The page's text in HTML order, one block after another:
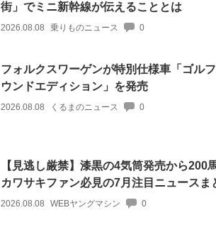
街」でミニ新幹線が伝えることとは
2026.08.08 乗りものニュース 0
フォルクスワーゲンが特別仕様車「ゴル
ウンドエディション」を発売
2026.08.08 くるまのニュース 0
【見逃し厳禁】漆黒の4気筒発売から200
カワサキファン必見の7月注目ニュースま
2026.08.08 WEBヤングマシン 0